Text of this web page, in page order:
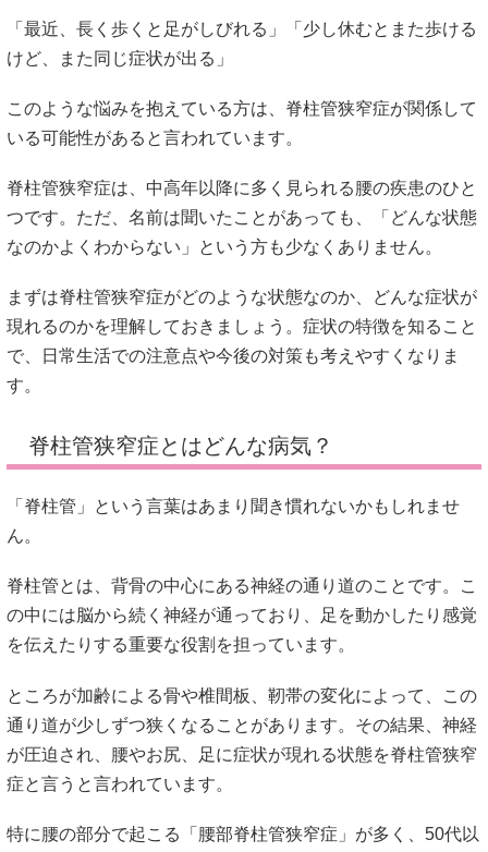
「最近、長く歩くと足がしびれる」「少し休むとまた歩ける
けど、また同じ症状が出る」
このような悩みを抱えている方は、脊柱管狭窄症が関係して
いる可能性があると言われています。
脊柱管狭窄症は、中高年以降に多く見られる腰の疾患のひと
つです。ただ、名前は聞いたことがあっても、「どんな状態
なのかよくわからない」という方も少なくありません。
まずは脊柱管狭窄症がどのような状態なのか、どんな症状が
現れるのかを理解しておきましょう。症状の特徴を知ること
で、日常生活での注意点や今後の対策も考えやすくなりま
す。
脊柱管狭窄症とはどんな病気？
「脊柱管」という言葉はあまり聞き慣れないかもしれませ
ん。
脊柱管とは、背骨の中心にある神経の通り道のことです。こ
の中には脳から続く神経が通っており、足を動かしたり感覚
を伝えたりする重要な役割を担っています。
ところが加齢による骨や椎間板、靭帯の変化によって、この
通り道が少しずつ狭くなることがあります。その結果、神経
が圧迫され、腰やお尻、足に症状が現れる状態を脊柱管狭窄
症と言うと言われています。
特に腰の部分で起こる「腰部脊柱管狭窄症」が多く、50代以